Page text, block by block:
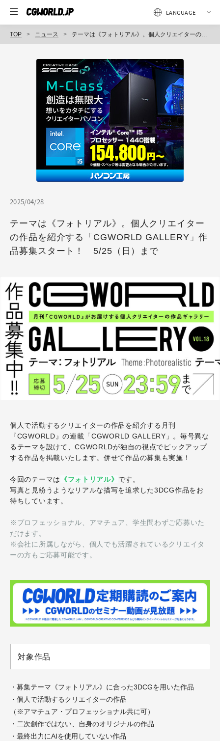
TOP ニュース テーマは《フォトリアル》。個人クリエイターの作品を紹介する「CGWORLD GALLERY」作品募集スタート！ 5/25（日）まで
2025/04/28
テーマは《フォトリアル》。個人クリエイター
の作品を紹介する「CGWORLD GALLERY」作
品募集スタート！ 5/25（日）まで
個人で活動するクリエイターの作品を紹介する月刊
『CGWORLD』の連載「CGWORLD GALLERY」。毎号異な
るテーマを設けて、CGWORLDが独自の視点でピックアップ
する作品を掲載いたします。併せて作品の募集も実施！
今回のテーマは 《フォトリアル》 です。
写真と見紛うようなリアルな描写を追求した3DCG作品をお
待ちしています。
※プロフェッショナル、アマチュア、学生問わずご応募いた
だけます。
※会社に所属しながら、個人でも活躍されているクリエイタ
ーの方もご応募可能です。
対象作品
・募集テーマ《フォトリアル》に合った3DCGを用いた作品
・個人で活動するクリエイターの作品
（※アマチュア・プロフェッショナル共に可）
・二次創作ではない、自身のオリジナルの作品
・最終出力にAIを使用していない作品